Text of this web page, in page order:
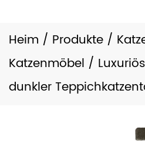
Heim / Produkte /
Katzenmöbel /
dunkler